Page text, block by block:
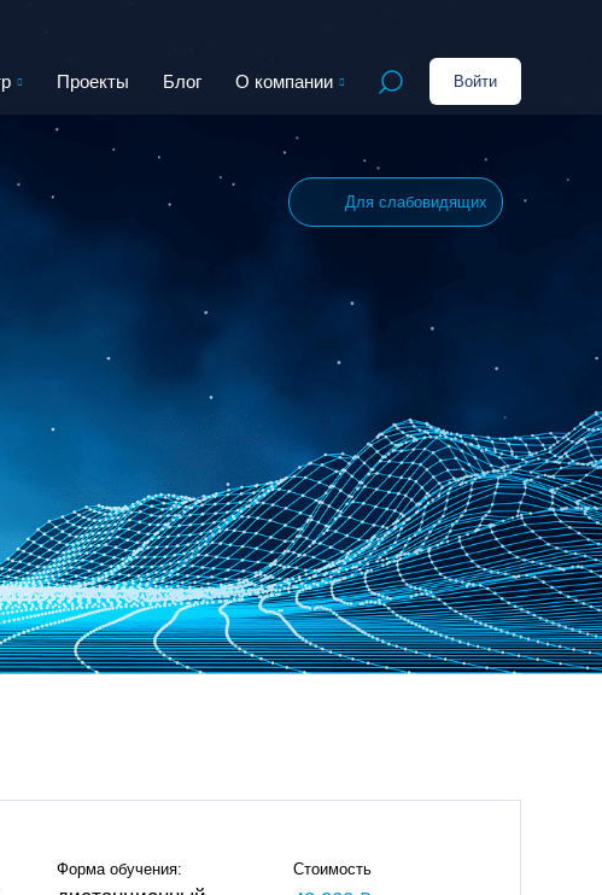
Проекты Блог
О компании
Открыть поиск
Войти
Для слабовидящих
Форма обучения: Стоимость